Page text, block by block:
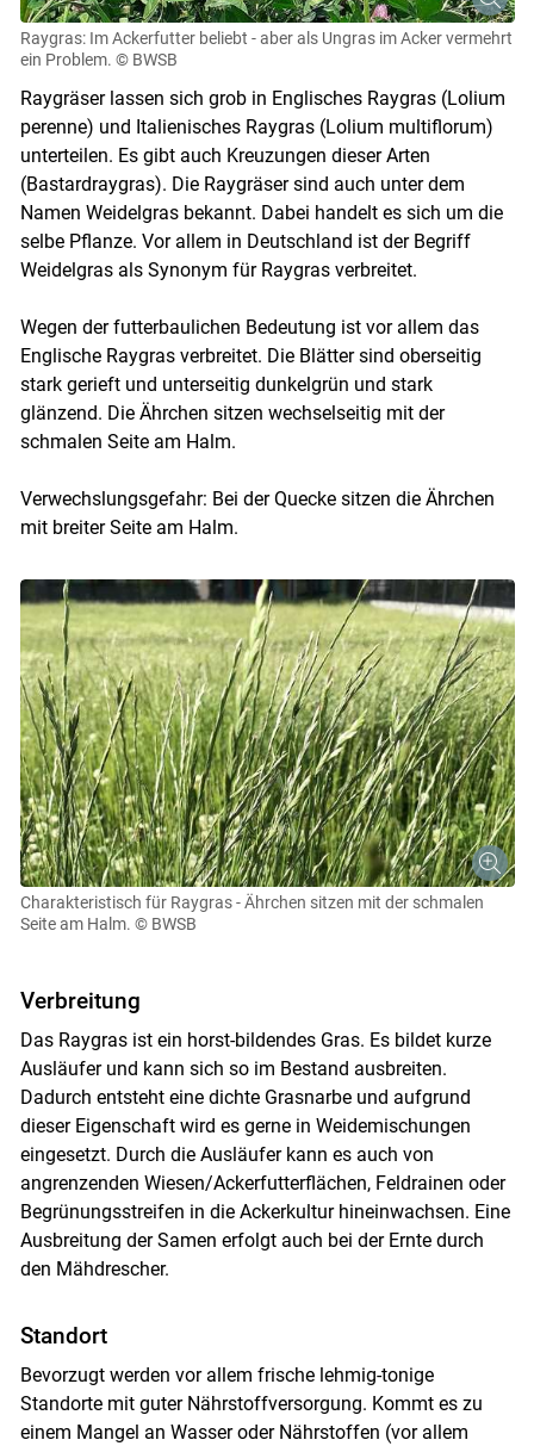
Raygras: Im Ackerfutter beliebt - aber als Ungras im Acker vermehrt
ein Problem. © BWSB
Raygräser lassen sich grob in Englisches Raygras (Lolium
perenne) und Italienisches Raygras (Lolium multiflorum)
unterteilen. Es gibt auch Kreuzungen dieser Arten
(Bastardraygras). Die Raygräser sind auch unter dem
Namen Weidelgras bekannt. Dabei handelt es sich um die
selbe Pflanze. Vor allem in Deutschland ist der Begriff
Weidelgras als Synonym für Raygras verbreitet.
Wegen der futterbaulichen Bedeutung ist vor allem das
Englische Raygras verbreitet. Die Blätter sind oberseitig
stark gerieft und unterseitig dunkelgrün und stark
glänzend. Die Ährchen sitzen wechselseitig mit der
schmalen Seite am Halm.
Verwechslungsgefahr: Bei der Quecke sitzen die Ährchen
mit breiter Seite am Halm.
Charakteristisch für Raygras - Ährchen sitzen mit der schmalen
Seite am Halm. © BWSB
Verbreitung
Das Raygras ist ein horst-bildendes Gras. Es bildet kurze
Ausläufer und kann sich so im Bestand ausbreiten.
Dadurch entsteht eine dichte Grasnarbe und aufgrund
dieser Eigenschaft wird es gerne in Weidemischungen
eingesetzt. Durch die Ausläufer kann es auch von
angrenzenden Wiesen/Ackerfutterflächen, Feldrainen oder
Begrünungsstreifen in die Ackerkultur hineinwachsen. Eine
Ausbreitung der Samen erfolgt auch bei der Ernte durch
den Mähdrescher.
Standort
Bevorzugt werden vor allem frische lehmig-tonige
Standorte mit guter Nährstoffversorgung. Kommt es zu
einem Mangel an Wasser oder Nährstoffen (vor allem